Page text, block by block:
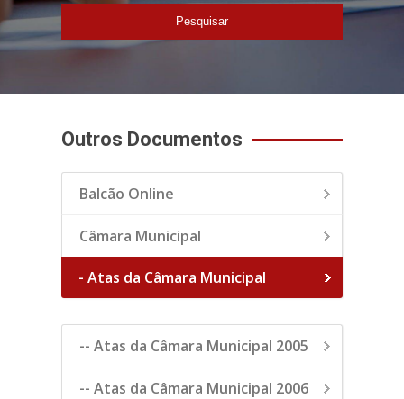
Pesquisar
Outros Documentos
Balcão Online
Câmara Municipal
- Atas da Câmara Municipal
-- Atas da Câmara Municipal 2005
-- Atas da Câmara Municipal 2006